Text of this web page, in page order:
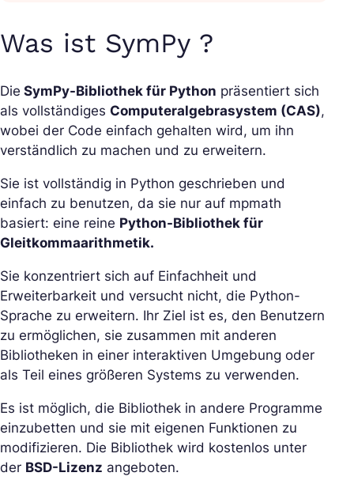
Was ist SymPy ?
Die SymPy-Bibliothek für Python präsentiert sich
als vollständiges Computeralgebrasystem (CAS),
wobei der Code einfach gehalten wird, um ihn
verständlich zu machen und zu erweitern.
Sie ist vollständig in Python geschrieben und
einfach zu benutzen, da sie nur auf mpmath
basiert: eine reine Python-Bibliothek für
Gleitkommaarithmetik.
Sie konzentriert sich auf Einfachheit und
Erweiterbarkeit und versucht nicht, die Python-
Sprache zu erweitern. Ihr Ziel ist es, den Benutzern
zu ermöglichen, sie zusammen mit anderen
Bibliotheken in einer interaktiven Umgebung oder
als Teil eines größeren Systems zu verwenden.
Es ist möglich, die Bibliothek in andere Programme
einzubetten und sie mit eigenen Funktionen zu
modifizieren. Die Bibliothek wird kostenlos unter
der BSD-Lizenz angeboten.